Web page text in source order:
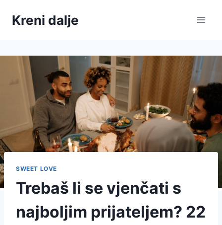
Kreni dalje
SWEET LOVE
Trebaš li se vjenčati s
najboljim prijateljem? 22